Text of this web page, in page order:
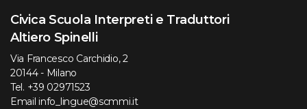
Civica Scuola Interpreti e Traduttori
Altiero Spinelli
Via Francesco Carchidio, 2
20144 - Milano
Tel. +39 02971523
Email info_lingue@scmmi.it